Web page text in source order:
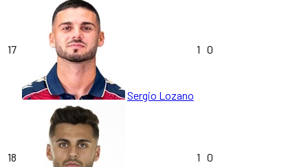
17
Sergio Lozano
1 0
18 1 0